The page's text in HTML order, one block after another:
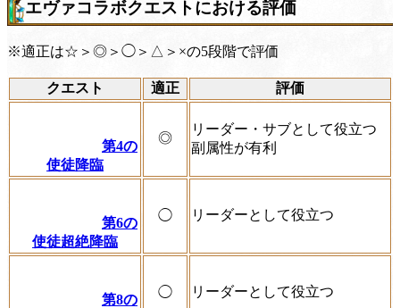
エヴァコラボクエストにおける評価
※適正は☆＞◎＞◯＞△＞×の5段階で評価
クエスト 適正 評価
第4の
使徒降臨
◎
リーダー・サブとして役立つ
副属性が有利
第6の
使徒超絶降臨
◯ リーダーとして役立つ
第8の
◯ リーダーとして役立つ